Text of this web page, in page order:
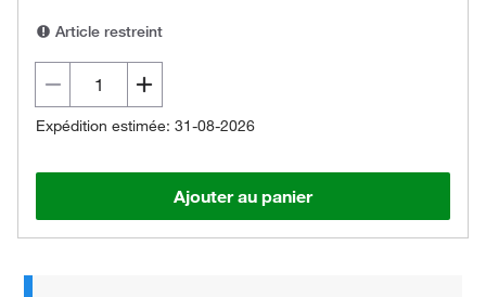
Article restreint
Expédition estimée: 31-08-2026
Ajouter au panier